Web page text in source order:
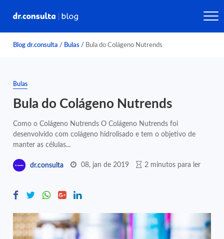
Blog dr.consulta / Bulas / Bula do Colágeno Nutrends
Bulas
Bula do Colágeno Nutrends
Como o Colágeno Nutrends O Colágeno Nutrends foi
desenvolvido com colágeno hidrolisado e tem o objetivo de
manter as células...
dr.consulta 08, jan de 2019 2 minutos para ler